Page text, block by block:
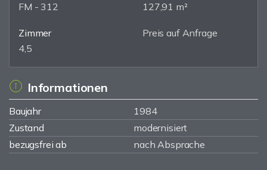
FM - 312
127,91 m²
Zimmer
4,5
Preis auf Anfrage
Informationen
Baujahr
1984
Zustand
modernisiert
bezugsfrei ab
nach Absprache